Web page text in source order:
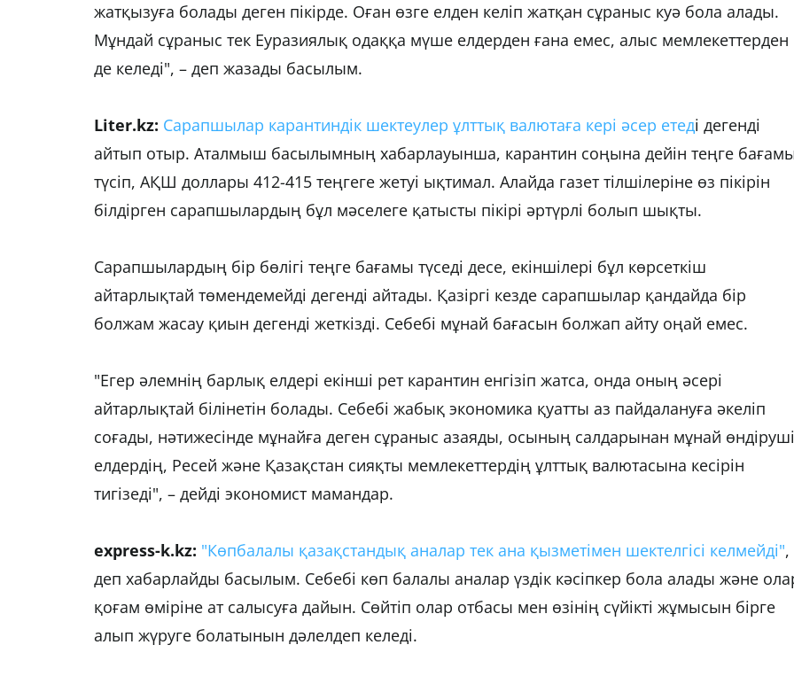
жатқызуға болады деген пікірде. Оған өзге елден келіп жатқан сұраныс куә бола алады.
Мұндай сұраныс тек Еуразиялық одаққа мүше елдерден ғана емес, алыс мемлекеттерден
де келеді", – деп жазады басылым.
Liter.kz: Сарапшылар карантиндік шектеулер ұлттық валютаға кері әсер етеді дегенді
айтып отыр. Аталмыш басылымның хабарлауынша, карантин соңына дейін теңге
түсіп, АҚШ доллары 412-415 теңгеге жетуі ықтимал. Алайда газет тілшілеріне өз пікірін
білдірген сарапшылардың бұл мәселеге қатысты пікірі әртүрлі болып шықты.
Сарапшылардың бір бөлігі теңге бағамы түседі десе, екіншілері бұл көрсеткіш
айтарлықтай төмендемейді дегенді айтады. Қазіргі кезде сарапшылар қандайда бір
болжам жасау қиын дегенді жеткізді. Себебі мұнай бағасын болжап айту оңай емес.
"Егер әлемнің барлық елдері екінші рет карантин енгізіп жатса, онда оның әсері
айтарлықтай білінетін болады. Себебі жабық экономика қуатты аз пайдалануға әкеліп
соғады, нәтижесінде мұнайға деген сұраныс азаяды, осының салдарынан мұнай өндіруші
елдердің, Ресей және Қазақстан сияқты мемлекеттердің ұлттық валютасына кесірін
тигізеді", – дейді экономист мамандар.
express-k.kz: "Көпбалалы қазақстандық аналар тек ана қызметімен шектелгісі келмейді",
деп хабарлайды басылым. Себебі көп балалы аналар үздік кәсіпкер бола алады және
қоғам өміріне ат салысуға дайын. Сөйтіп олар отбасы мен өзінің сүйікті жұмысын бірге
алып жүруге болатынын дәлелдеп келеді.